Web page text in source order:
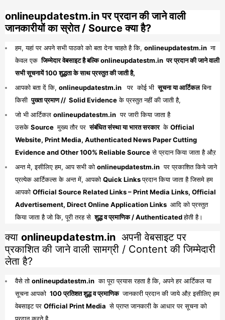
onlineupdatestm.in पर प्रदान की जाने वाली
जानकारीयों का स्रोत / Source क्या है?
हम, यहां पर अपने सभी पाठको को बता देना चाहते है कि, onlineupdatestm.in ना
केवल एक जिम्मेदार वेबसाइट है बल्कि onlineupdatestm.in पर प्रदान की जाने वाली
सभी सूचनायें 100 शुद्धता के साथ प्रस्तुत की जाती है,
आपको बता दें कि, onlineupdatestm.in पर कोई भी सूचना या आर्टिकलबिना
किसी पुख्ता प्रमाण // Solid Evidenceके प्रस्तुत नहीं की जाती है,
जो भी आर्टिकल onlineupdatestm.in पर जारी किया जाता है
उसके Source मुख्य तौर पर संबंधित संस्था या भारत सरकार के Official
Website, Print Media, Authenticated News Paper Cutting
Evidence and Other 100% Reliable Sourceसे प्रदान किया जाता है औऱ
अन्त मे, इसीलिए हम, आप सभी को onlineupdatestm.in पर प्रकाशित किये जाने
प्रत्येक आर्टिकल्स के अन्त में, आपको Quick Linksप्रदान किया जाता है जिसमे हम
आपको Official Source Related Links – Print Media Links, Official
Advertisement, Direct Online Application Links आदि को प्रस्तुत
किया जाता है जो कि, पूरी तरह से शुद्ध व प्रमाणिक / Authenticatedहोती है।
क्या onlineupdatestm.in अपनी वेबसाइट पर
प्रकाशित की जाने वाली सामग्री / Content की जिम्मेदारी
लेता है?
वैसे तो onlineupdatestm.in का पूरा प्रयास रहता है कि, अपने हर आर्टिकल या
सूचना आपको 100 प्रतिशत शुद्ध व प्रमाणिक जानकारी प्रदान की जाये औऱ इसीलिए हम
वेबसाइट पर Official Print Media से प्राप्त जानकारी के आधार पर सूचना को
प्रदान करते है,